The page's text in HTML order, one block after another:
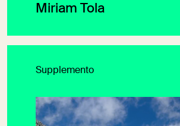
Miriam Tola
Supplemento